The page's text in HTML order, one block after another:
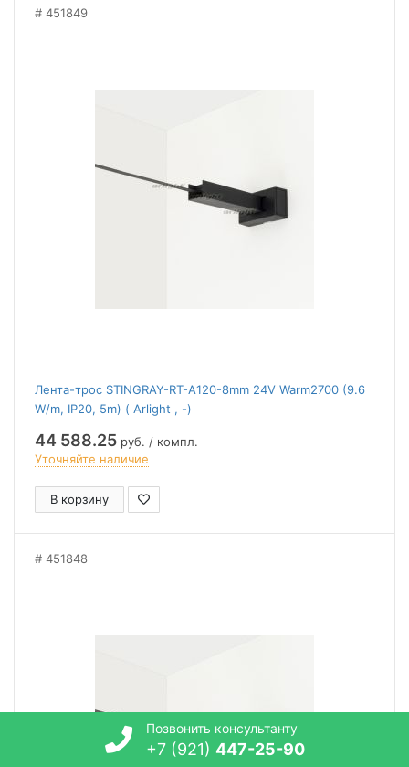
451849
Лента-трос STINGRAY-RT-A120-8mm 24V Warm2700 (9.6
W/m, IP20, 5m) ( Arlight , -)
44 588.25 руб. / компл.
Уточняйте наличие
В корзину
451848
Позвонить консультанту
+7 (921) 447-25-90